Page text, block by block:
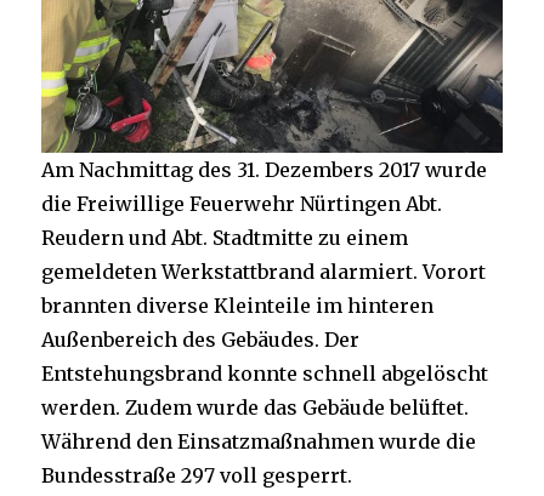
Am Nachmittag des 31. Dezembers 2017 wurde
die Freiwillige Feuerwehr Nürtingen Abt.
Reudern und Abt. Stadtmitte zu einem
gemeldeten Werkstattbrand alarmiert. Vorort
brannten diverse Kleinteile im hinteren
Außenbereich des Gebäudes. Der
Entstehungsbrand konnte schnell abgelöscht
werden. Zudem wurde das Gebäude belüftet.
Während den Einsatzmaßnahmen wurde die
Bundesstraße 297 voll gesperrt.